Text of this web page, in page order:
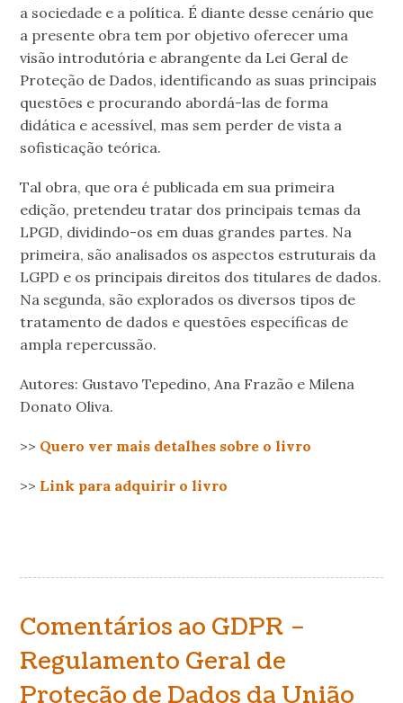
a sociedade e a política. É diante desse cenário que
a presente obra tem por objetivo oferecer uma
visão introdutória e abrangente da Lei Geral de
Proteção de Dados, identificando as suas principais
questões e procurando abordá-las de forma
didática e acessível, mas sem perder de vista a
sofisticação teórica.
Tal obra, que ora é publicada em sua primeira
edição, pretendeu tratar dos principais temas da
LPGD, dividindo-os em duas grandes partes. Na
primeira, são analisados os aspectos estruturais da
LGPD e os principais direitos dos titulares de dados.
Na segunda, são explorados os diversos tipos de
tratamento de dados e questões específicas de
ampla repercussão.
Autores: Gustavo Tepedino, Ana Frazão e Milena
Donato Oliva.
>> Quero ver mais detalhes sobre o livro
>> Link para adquirir o livro
Comentários ao GDPR –
Regulamento Geral de
Proteção de Dados da União